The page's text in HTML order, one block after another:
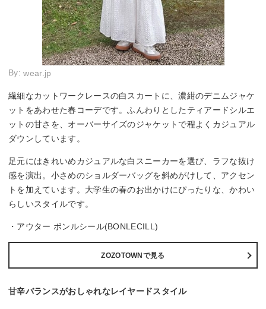
By:wear.jp
繊細なカットワークレースの白スカートに、濃紺のデニムジャケ
ットをあわせた春コーデです。ふんわりとしたティアードシルエ
ットの甘さを、オーバーサイズのジャケットで程よくカジュアル
ダウンしています。
足元にはきれいめカジュアルな白スニーカーを選び、ラフな抜け
感を演出。小さめのショルダーバッグを斜めがけして、アクセン
トを加えています。大学生の春のお出かけにぴったりな、かわい
らしいスタイルです。
・アウター ボンルシール(BONLECILL)
ZOZOTOWNで見る
甘辛バランスがおしゃれなレイヤードスタイル